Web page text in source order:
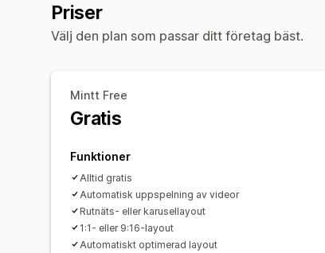
Priser
Välj den plan som passar ditt företag bäst.
Mintt Free
Gratis
Funktioner
Alltid gratis
Automatisk uppspelning av videor
Rutnäts- eller karusellayout
1:1- eller 9:16-layout
Automatiskt optimerad layout